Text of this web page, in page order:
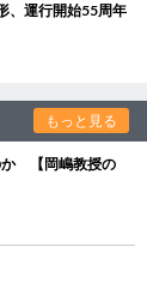
、運行開始55周年
もっと見る
か 【岡嶋教授の